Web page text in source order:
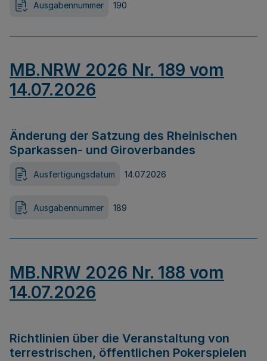
Ausgabennummer 190
MB.NRW 2026 Nr. 189 vom
14.07.2026
Änderung der Satzung des Rheinischen
Sparkassen- und Giroverbandes
Ausfertigungsdatum 14.07.2026
Ausgabennummer 189
MB.NRW 2026 Nr. 188 vom
14.07.2026
Richtlinien über die Veranstaltung von
terrestrischen, öffentlichen Pokerspielen